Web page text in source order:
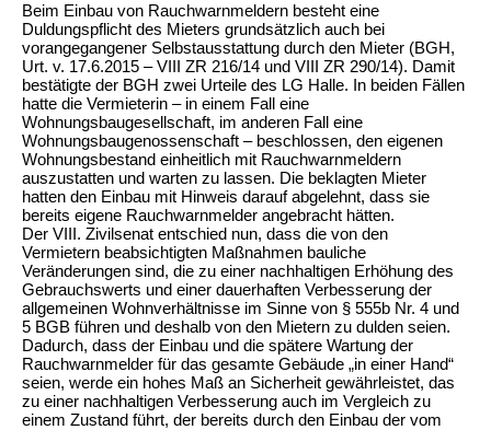
Beim Einbau von Rauchwarnmeldern besteht eine
Duldungspflicht des Mieters grundsätzlich auch bei
vorangegangener Selbstausstattung durch den Mieter (BGH,
Urt. v. 17.6.2015 – VIII ZR 216/14 und VIII ZR 290/14). Damit
bestätigte der BGH zwei Urteile des LG Halle. In beiden Fällen
hatte die Vermieterin – in einem Fall eine
Wohnungsbaugesellschaft, im anderen Fall eine
Wohnungsbaugenossenschaft – beschlossen, den eigenen
Wohnungsbestand einheitlich mit Rauchwarnmeldern
auszustatten und warten zu lassen. Die beklagten Mieter
hatten den Einbau mit Hinweis darauf abgelehnt, dass sie
bereits eigene Rauchwarnmelder angebracht hätten.
Der VIII. Zivilsenat entschied nun, dass die von den
Vermietern beabsichtigten Maßnahmen bauliche
Veränderungen sind, die zu einer nachhaltigen Erhöhung des
Gebrauchswerts und einer dauerhaften Verbesserung der
allgemeinen Wohnverhältnisse im Sinne von § 555b Nr. 4 und
5 BGB führen und deshalb von den Mietern zu dulden seien.
Dadurch, dass der Einbau und die spätere Wartung der
Rauchwarnmelder für das gesamte Gebäude „in einer Hand“
seien, werde ein hohes Maß an Sicherheit gewährleistet, das
zu einer nachhaltigen Verbesserung auch im Vergleich zu
einem Zustand führt, der bereits durch den Einbau der vom